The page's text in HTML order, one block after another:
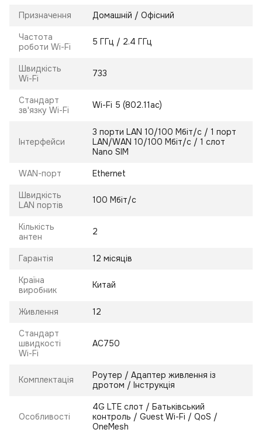
Призначення Домашній / Офісний
Частота
роботи Wi-Fi
5 ГГц / 2.4 ГГц
Швидкість
Wi-Fi
733
Стандарт
зв'язку Wi-Fi
Wi-Fi 5 (802.11ac)
Інтерфейси
3 порти LAN 10/100 Мбіт/с / 1 порт
LAN/WAN 10/100 Мбіт/с / 1 слот
Nano SIM
WAN-порт Ethernet
Швидкість
LAN портів
100 Мбіт/с
Кількість
антен
2
Гарантія 12 місяців
Країна
виробник
Китай
Живлення 12
Стандарт
швидкості
Wi-Fi
AC750
Комплектація
Роутер / Адаптер живлення із
дротом / Інструкція
Особливості
4G LTE слот / Батьківський
контроль / Guest Wi-Fi / QoS /
OneMesh